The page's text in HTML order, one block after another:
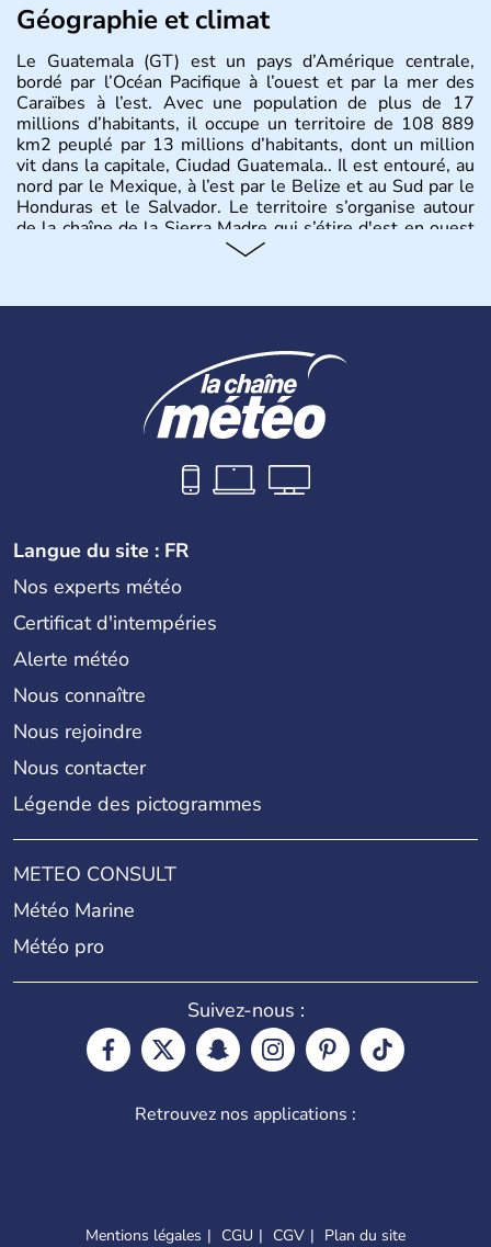
Géographie et climat
Le Guatemala (GT) est un pays d’Amérique centrale,
bordé par l’Océan Pacifique à l’ouest et par la mer des
Caraïbes à l’est. Avec une population de plus de 17
millions d’habitants, il occupe un territoire de 108 889
km2 peuplé par 13 millions d’habitants, dont un million
vit dans la capitale, Ciudad Guatemala.. Il est entouré, au
nord par le Mexique, à l’est par le Belize et au Sud par le
Honduras et le Salvador. Le territoire s’organise autour
de la chaîne de la Sierra Madre qui s’étire d'est en ouest
et culmine à 4211m au Mont Tajumulco,et se structure
paysages de volcans et de forêt tropicale.
Langue du site : FR
Nos experts météo
Certificat d'intempéries
Alerte météo
Nous connaître
Nous rejoindre
Nous contacter
Légende des pictogrammes
METEO CONSULT
Météo Marine
Météo pro
Suivez-nous :
Retrouvez nos applications :
Mentions légales CGU CGV Plan du site